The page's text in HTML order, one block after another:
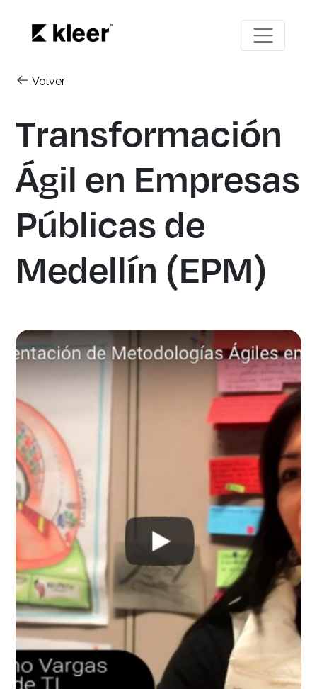
Volver
Transformación
Ágil en Empresas
Públicas de
Medellín (EPM)